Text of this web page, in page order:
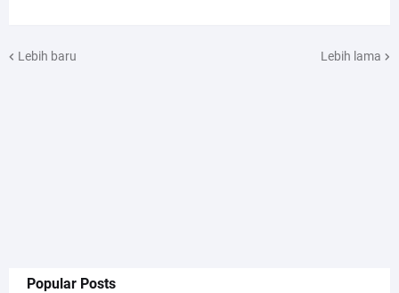
Popular Posts
Lebih baru Lebih lama